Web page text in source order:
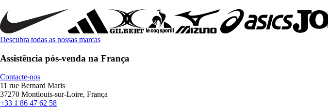
Descubra todas as nossas marcas
Assistência pós-venda na França
Contacte-nos
11 rue Bernard Maris
37270 Montlouis-sur-Loire, França
+33 1 86 47 62 58